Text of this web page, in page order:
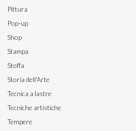
Pittura
Pop-up
Shop
Stampa
Stoffa
Storia dell'Arte
Tecnica a lastre
Tecniche artistiche
Tempere